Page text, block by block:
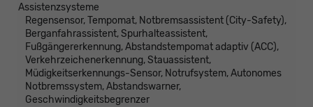
Assistenzsysteme
Regensensor, Tempomat, Notbremsassistent (City-Safety),
Berganfahrassistent, Spurhalteassistent,
Fußgängererkennung, Abstandstempomat adaptiv (ACC),
Verkehrzeichenerkennung, Stauassistent,
Müdigkeitserkennungs-Sensor, Notrufsystem, Autonomes
Notbremssystem, Abstandswarner,
Geschwindigkeitsbegrenzer